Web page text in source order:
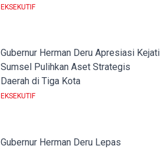
dan Pencegahan Perkawinan Dini
EKSEKUTIF
Gubernur Herman Deru Apresiasi Kejati
Sumsel Pulihkan Aset Strategis
Daerah di Tiga Kota
EKSEKUTIF
Gubernur Herman Deru Lepas